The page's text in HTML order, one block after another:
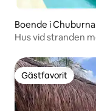
Boende i
Hus vid stranden
Gästfavorit
Gästfavorit